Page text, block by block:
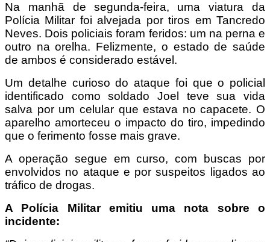
Na manhã de segunda-feira, uma viatura da
Polícia Militar foi alvejada por tiros em Tancredo
Neves. Dois policiais foram feridos: um na perna e
outro na orelha. Felizmente, o estado de saúde
de ambos é considerado estável.
Um detalhe curioso do ataque foi que o policial
identificado como soldado Joel teve sua vida
salva por um celular que estava no capacete. O
aparelho amorteceu o impacto do tiro, impedindo
que o ferimento fosse mais grave.
A operação segue em curso, com buscas por
envolvidos no ataque e por suspeitos ligados ao
tráfico de drogas.
A Polícia Militar emitiu uma nota sobre o
incidente: